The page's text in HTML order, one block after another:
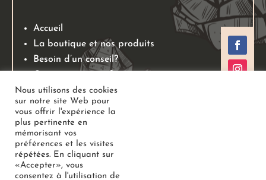
Accueil
La boutique et nos produits
Besoin d’un conseil?
Mentions légales
Conditions générales de ventes
Politiques de retours
Politique de confidentialité
Copyright Au Jardin des Gemmes
Nous utilisons des cookies
sur notre site Web pour
vous offrir l'expérience la
plus pertinente en
mémorisant vos
préférences et les visites
répétées. En cliquant sur
«Accepter», vous
consentez à l'utilisation de